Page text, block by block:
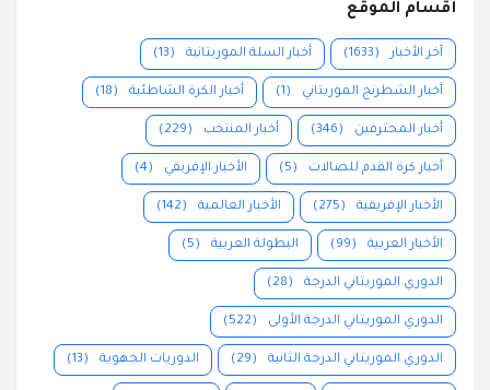
أقسام الموقع
آخر الأخبار (1633) أخبار السلة الموريتانية (13)
أخبار الشطرنج الموريتاني (1) أخبار الكرة الشاطئية (18)
أخبار المحترفين (346) أخبار المنتخب (229)
أخبار كرة القدم للصالات (5) الأخبار الإفريقي (4)
الأخبار الإفريقية (275) الأخبار العالمية (142)
الأخبار العربية (99) البطولة العربية (5)
الدوري الموريتاني الدرجة (28)
الدوري الموريتاني الدرجة الأولى (522)
الدوري الموريتاني الدرجة الثانية (29) الدوريات الجهوية (13)